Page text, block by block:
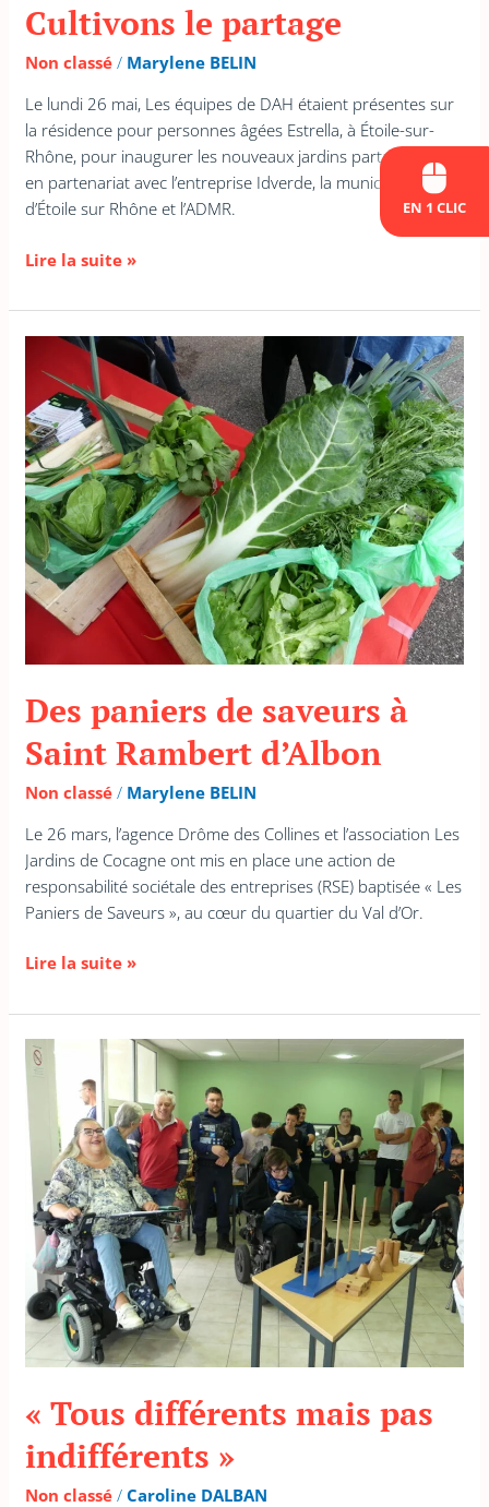
EN 1 CLIC
Cultivons le partage
Non classé / Marylene BELIN
Le lundi 26 mai, Les équipes de DAH étaient présentes sur
la résidence pour personnes âgées Estrella, à Étoile-sur-
Rhône, pour inaugurer les nouveaux jardins partagés créés
en partenariat avec l’entreprise Idverde, la municipalité
d’Étoile sur Rhône et l’ADMR.
Lire la suite »
Des paniers de saveurs à
Saint Rambert d’Albon
Non classé / Marylene BELIN
Le 26 mars, l’agence Drôme des Collines et l’association Les
Jardins de Cocagne ont mis en place une action de
responsabilité sociétale des entreprises (RSE) baptisée « Les
Paniers de Saveurs », au cœur du quartier du Val d’Or.
paniers
de
saveurs
à
Saint
Rambert
d’Albon
Lire la suite »
« Tous différents mais pas
indifférents »
Non classé /Caroline DALBAN
« Tous
différents
mais
pas
indifférents »